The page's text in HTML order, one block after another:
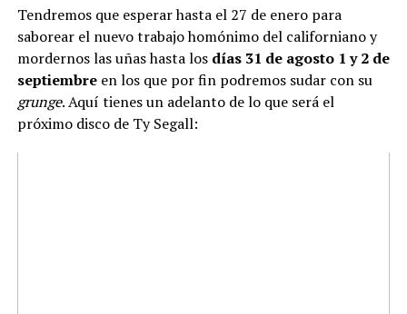
Tendremos que esperar hasta el 27 de enero para
saborear el nuevo trabajo homónimo del californiano y
mordernos las uñas hasta los días 31 de agosto 1 y 2 de
septiembreen los que por fin podremos sudar con su
grunge. Aquí tienes un adelanto de lo que será el
próximo disco de Ty Segall: